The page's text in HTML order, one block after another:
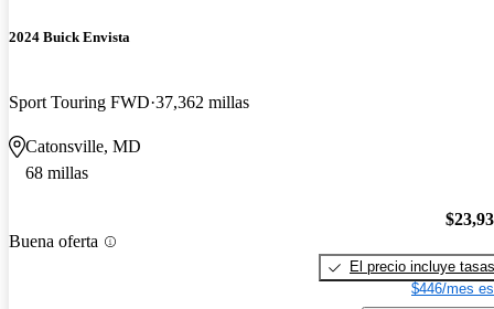
2024 Buick Envista
Sport Touring FWD 37,362 millas
Catonsville, MD
68 millas
Buena oferta
El precio incluye tasas
$446/mes